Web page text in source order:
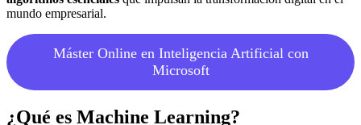
mundo empresarial.
Máster Online en Inteligencia Artificial con
Microsoft
¿Qué es Machine Learning?